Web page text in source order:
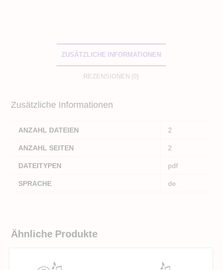
ZUSÄTZLICHE INFORMATIONEN
REZENSIONEN (0)
Zusätzliche Informationen
ANZAHL DATEIEN
2
ANZAHL SEITEN
2
DATEITYPEN
pdf
SPRACHE
de
Ähnliche Produkte